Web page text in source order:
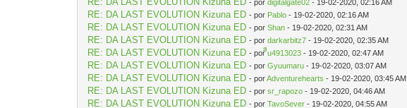
- pordigitalgate02 - 19-02-2020, 02:16 AM
RE: DA LAST EVOLUTION Kizuna ED - por Pablo - 19-02-2020, 02:16 AM
RE: DA LAST EVOLUTION Kizuna ED - porShan - 19-02-2020, 02:31 AM
RE: DA LAST EVOLUTION Kizuna ED - pordarkarbitz7 - 19-02-2020, 02:35 AM
RE: DA LAST EVOLUTION Kizuna ED - porีีu4913023 - 19-02-2020, 02:47 AM
RE: DA LAST EVOLUTION Kizuna ED - porGyuumaru - 19-02-2020, 03:07 AM
RE: DA LAST EVOLUTION Kizuna ED - porAdventurehearts - 19-02-2020, 03:45 AM
RE: DA LAST EVOLUTION Kizuna ED - porsr_rapozo - 19-02-2020, 04:46 AM
RE: DA LAST EVOLUTION Kizuna ED - porTavoSever - 19-02-2020, 04:55 AM